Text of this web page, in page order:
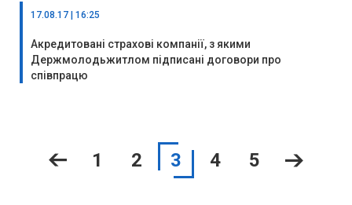
17.08.17 | 16:25
Акредитовані страхові компанії, з якими
Держмолодьжитлом підписані договори про
співпрацю
1 2 3 4 5